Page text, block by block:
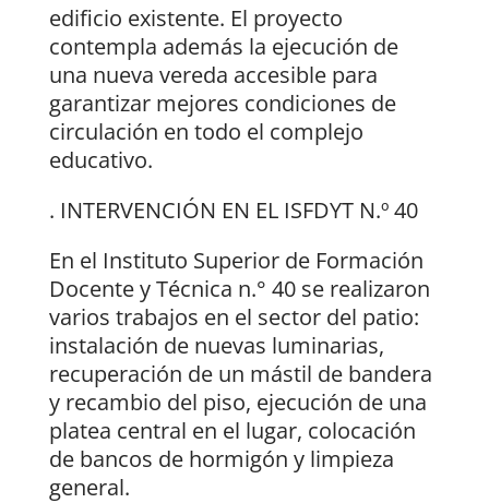
edificio existente. El proyecto
contempla además la ejecución de
una nueva vereda accesible para
garantizar mejores condiciones de
circulación en todo el complejo
educativo.
. INTERVENCIÓN EN EL ISFDYT N.º 40
En el Instituto Superior de Formación
Docente y Técnica n.° 40 se realizaron
varios trabajos en el sector del patio:
instalación de nuevas luminarias,
recuperación de un mástil de bandera
y recambio del piso, ejecución de una
platea central en el lugar, colocación
de bancos de hormigón y limpieza
general.